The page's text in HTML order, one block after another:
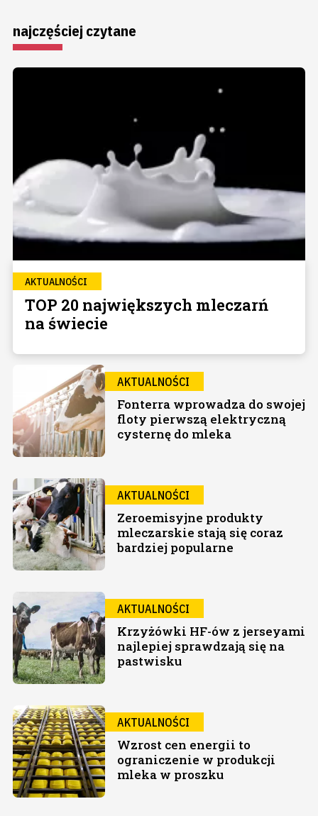
najczęściej czytane
AKTUALNOŚCI
TOP 20 największych mleczarń
na świecie
AKTUALNOŚCI
Fonterra wprowadza do swojej
floty pierwszą elektryczną
cysternę do mleka
AKTUALNOŚCI
Zeroemisyjne produkty
mleczarskie stają się coraz
bardziej popularne
AKTUALNOŚCI
Krzyżówki HF-ów z jerseyami
najlepiej sprawdzają się na
pastwisku
AKTUALNOŚCI
Wzrost cen energii to
ograniczenie w produkcji
mleka w proszku